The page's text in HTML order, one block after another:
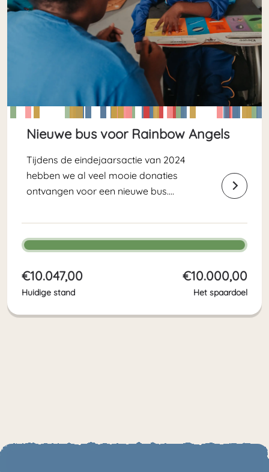
Nieuwe bus voor Rainbow Angels
Tijdens de eindejaarsactie van 2024
hebben we al veel mooie donaties
ontvangen voor een nieuwe bus.
oog, en hopen met dit spaardoel
nog het laatste stukje bij elkaar te
sparen. Vanwege een gulle...
€10.047,00
Huidige stand
€10.000,00
Het spaardoel